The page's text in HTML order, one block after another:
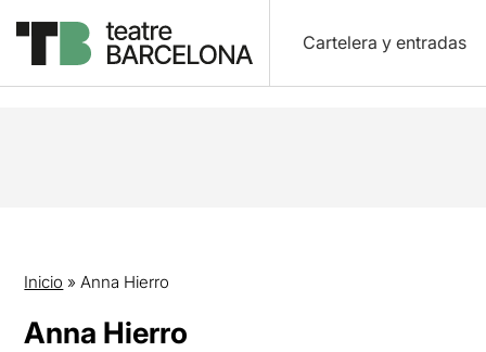
Cartelera y entradas
Inicio »Anna Hierro
Anna Hierro